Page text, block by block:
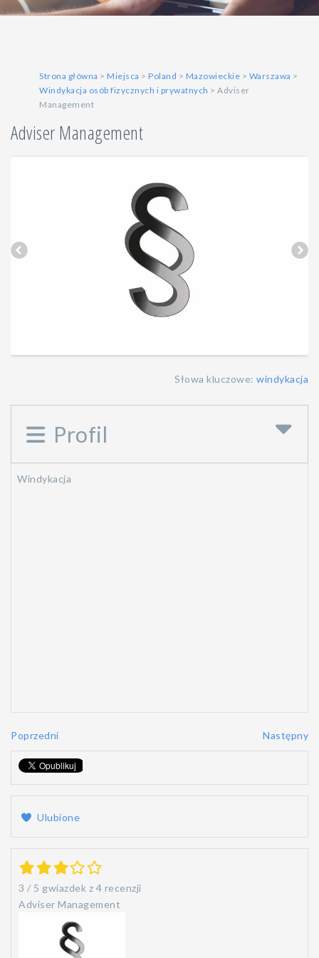
Strona główna > Miejsca > Poland > Mazowieckie > Warszawa >
Windykacja osób fizycznych i prywatnych > Adviser
Management
Adviser Management
Słowa kluczowe: windykacja
Profil
Windykacja
Poprzedni Następny
Ulubione
3 / 5 gwiazdek z 4 recenzji
Adviser Management